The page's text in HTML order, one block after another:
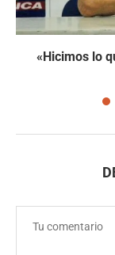
«Hicimos lo